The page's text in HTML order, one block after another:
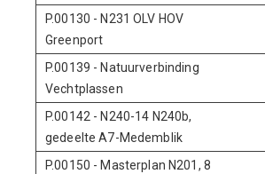
P.00130 - N231 OLV HOV
Greenport
P.00139 - Natuurverbinding
Vechtplassen
P.00142 - N240-14 N240b,
gedeelte A7-Medemblik
P.00150 - Masterplan N201, 8